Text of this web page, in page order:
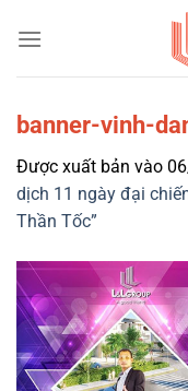
qua
banner-vinh-
Được xuất bản vào
dịch 11 ngày đại
Thần Tốc”